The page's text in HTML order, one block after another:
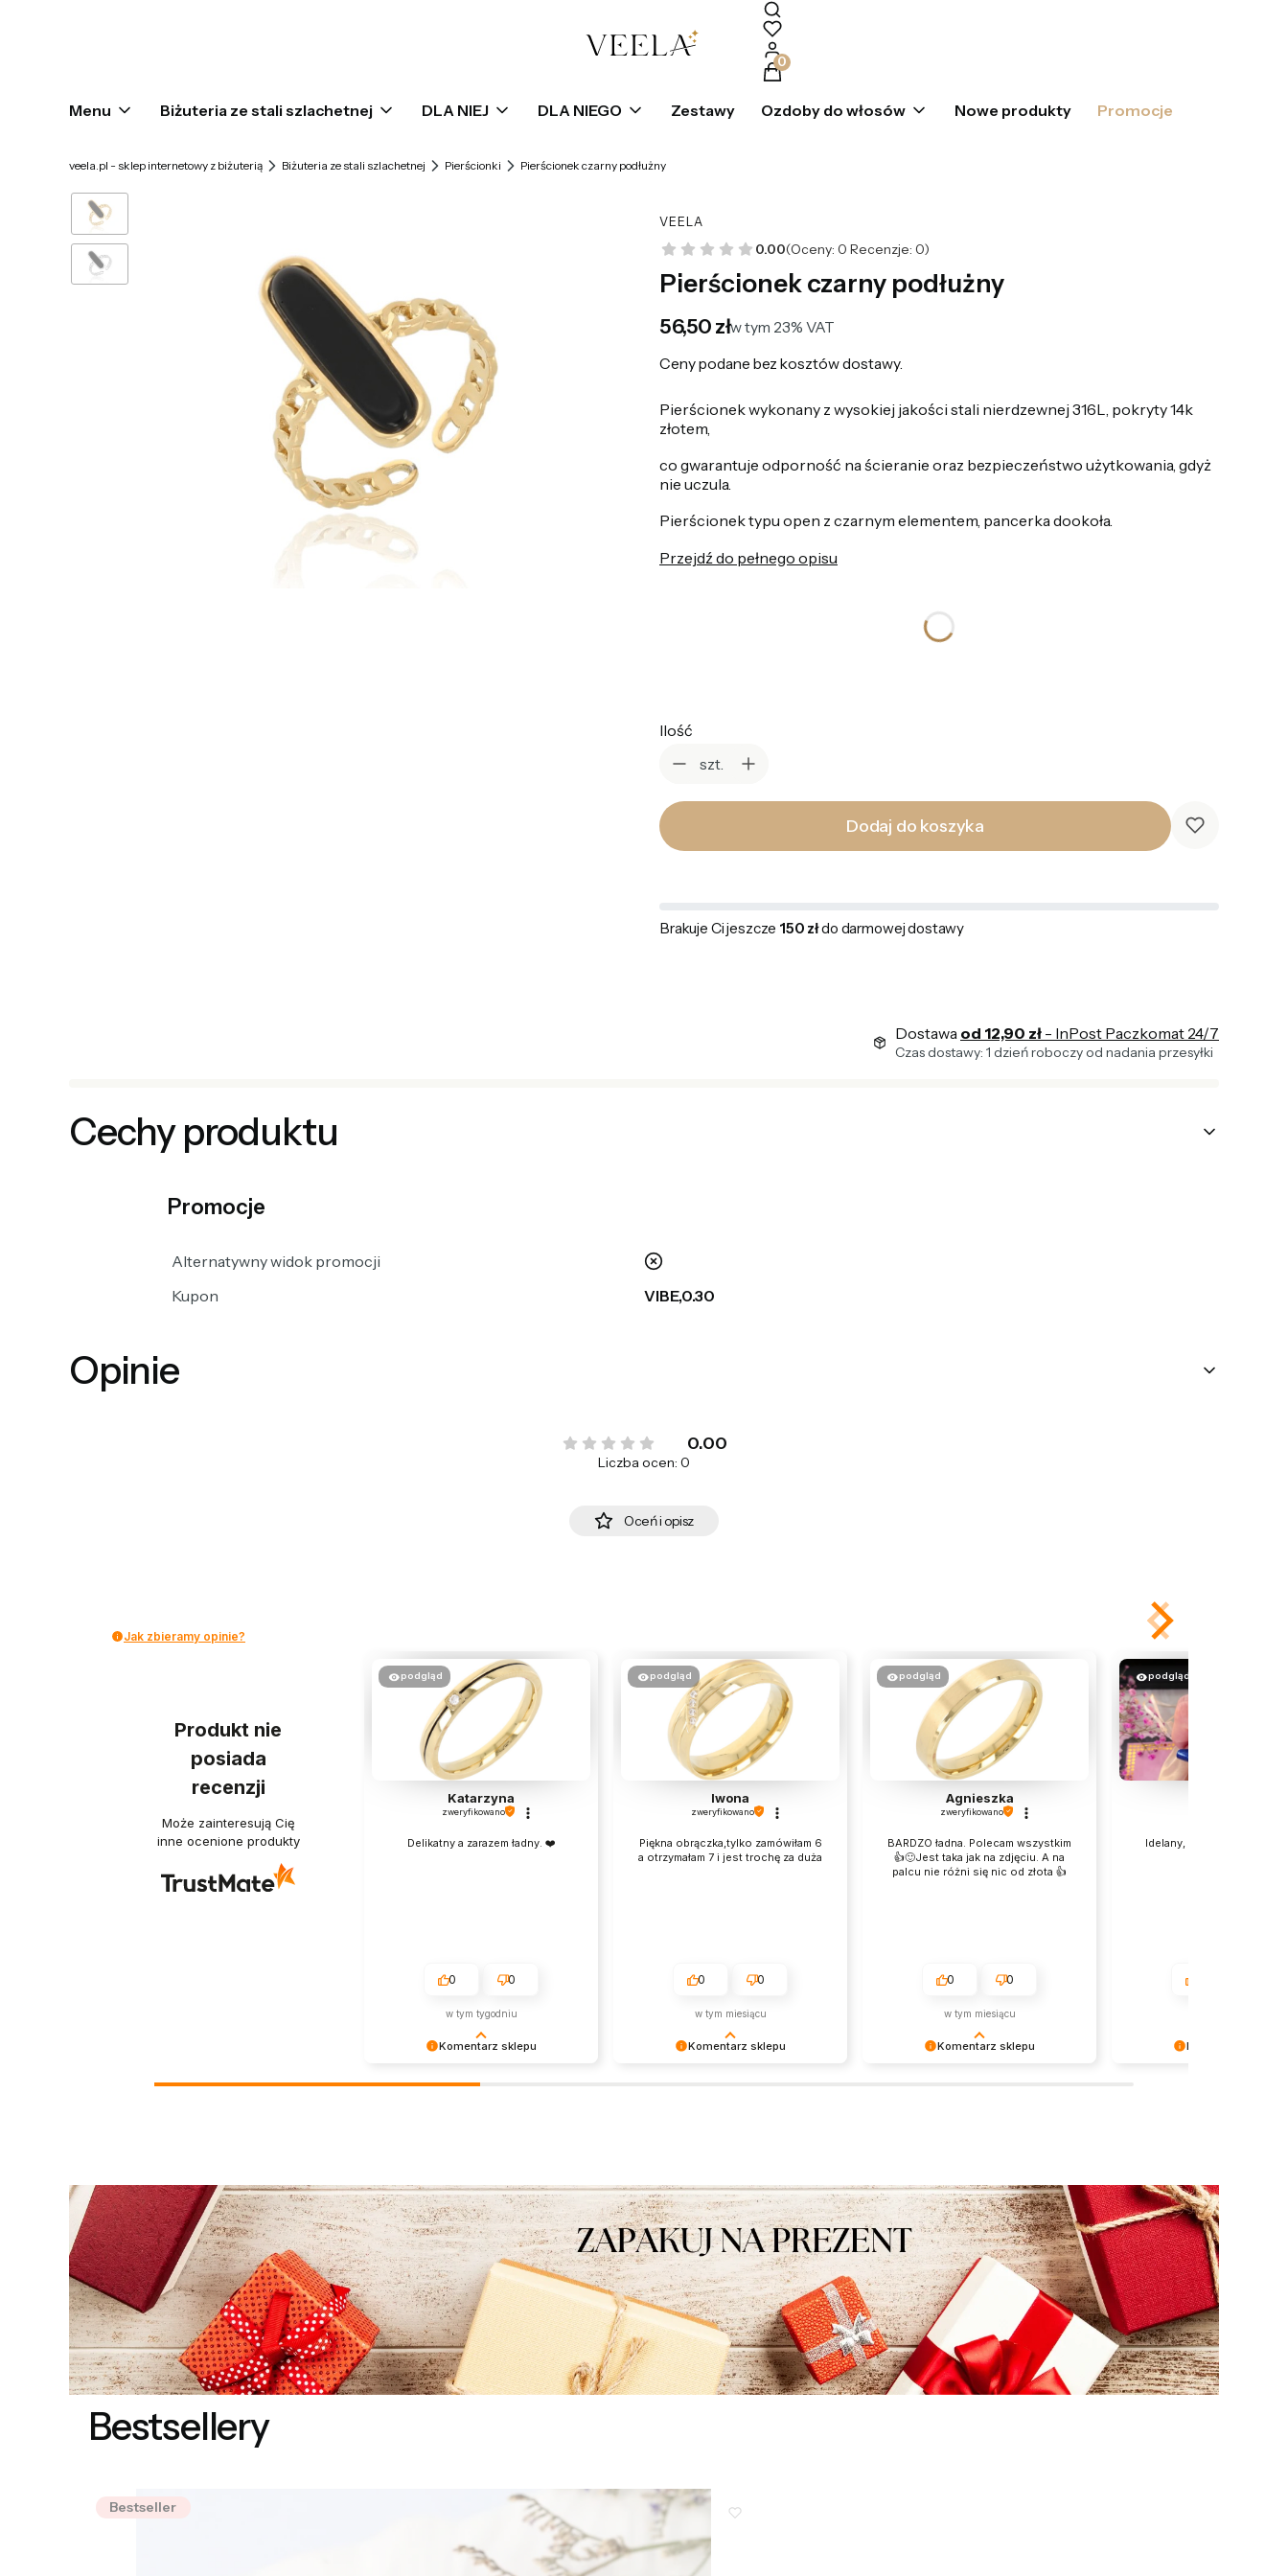
Produkty w koszyku: 0. Zobacz szczegóły
Menu Biżuteria ze stali szlachetnej DLA NIEJ DLA NIEGO Zestawy Ozdoby do włosów Nowe produkty Promocje
veela.pl - sklep internetowy z biżuterią Biżuteria ze stali szlachetnej Pierścionki Pierścionek czarny podłużny
VEELA
0.00(Oceny: 0 Recenzje: 0)
Pierścionek czarny podłużny
Cena
56,50 złw tym 23% VAT
w tym 23% VAT
Ceny podane bez kosztów dostawy.
Pierścionek wykonany z wysokiej jakości stali nierdzewnej 316L, pokryty 14k
złotem,
co gwarantuje odporność na ścieranie oraz bezpieczeństwo użytkowania, gdyż
nie uczula.
Pierścionek typu open z czarnym elementem, pancerka dookoła.
Przejdź do pełnego opisu
Ilość
szt.
Dodaj do koszyka
Brakuje Ci jeszcze 150 złdo darmowej dostawy
Dostawa od 12,90 zł - InPost Paczkomat 24/7
Czas dostawy: 1 dzień roboczy od nadania przesyłki
Cechy produktu
Promocje
Alternatywny widok promocji
nie
Kupon
VIBE,0.30
Opinie
0.00
Liczba ocen: 0
Oceń i opisz
Jak zbieramy opinie?
Produkt nie
posiada
recenzji
Może zainteresują Cię
inne ocenione produkty
Komentarz sklepu
podgląd
Katarzyna
zweryfikowano
Delikatny a zarazem ładny. ❤️
0 0
w tym tygodniu
Komentarz sklepu
podgląd
Iwona
zweryfikowano
Piękna obrączka,tylko zamówiłam 6
a otrzymałam 7 i jest trochę za duża
0 0
w tym miesiącu
Komentarz sklepu
podgląd
Agnieszka
zweryfikowano
BARDZO ładna. Polecam wszystkim
👍🙂Jest taka jak na zdjęciu. A na
palcu nie różni się nic od złota 👍
0 0
w tym miesiącu
Komentarz sklepu
podgląd
Idelany, piekny, dokłądnie
Bestsellery
Bestseller